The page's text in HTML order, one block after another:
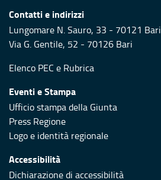
Contatti e indirizzi
Lungomare N. Sauro, 33 - 70121 Bari
Via G. Gentile, 52 - 70126 Bari
Elenco PEC e Rubrica
Eventi e Stampa
Ufficio stampa della Giunta
Press Regione
Logo e identità regionale
Accessibilità
Dichiarazione di accessibilità